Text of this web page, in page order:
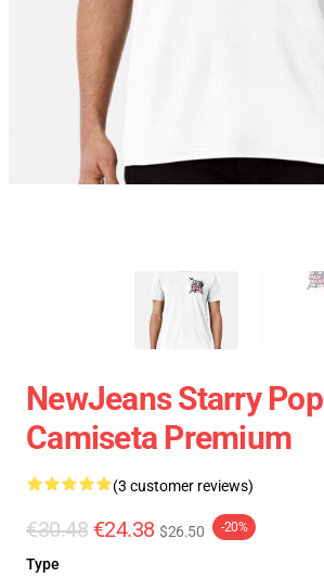
NewJeans Starry Pop
Camiseta Premium
(3 customer reviews)
€30.48 €24.38 $26.50 -20%
Type